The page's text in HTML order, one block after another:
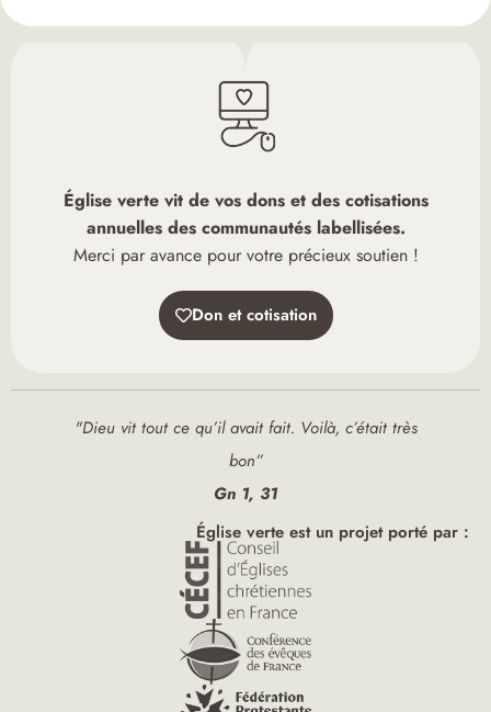
Église verte vit de vos dons et des cotisations
annuelles des communautés labellisées.
Merci par avance pour votre précieux soutien !
Don et cotisation
"Dieu vit tout ce qu’il avait fait. Voilà, c’était très
bon”
Gn 1, 31
Église verte est un projet porté par :